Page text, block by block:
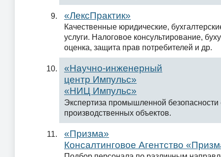
«ЛексПрактик»
Качественные юридические,
услуги. Налоговое консультирование,
оценка, защита прав потребителей и др.
«Научно-инженерный
центр Импульс»
«НИЦ Импульс»
Экспертиза промышленной
производственных объектов.
«Призма»
Консалтинговое Агентство